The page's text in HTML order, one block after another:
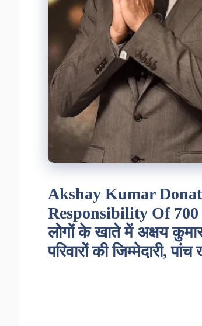
Akshay Kumar
Responsibility Of
लोगों के खाते में अक्षय
परिवारों की जिम्मेदारी,